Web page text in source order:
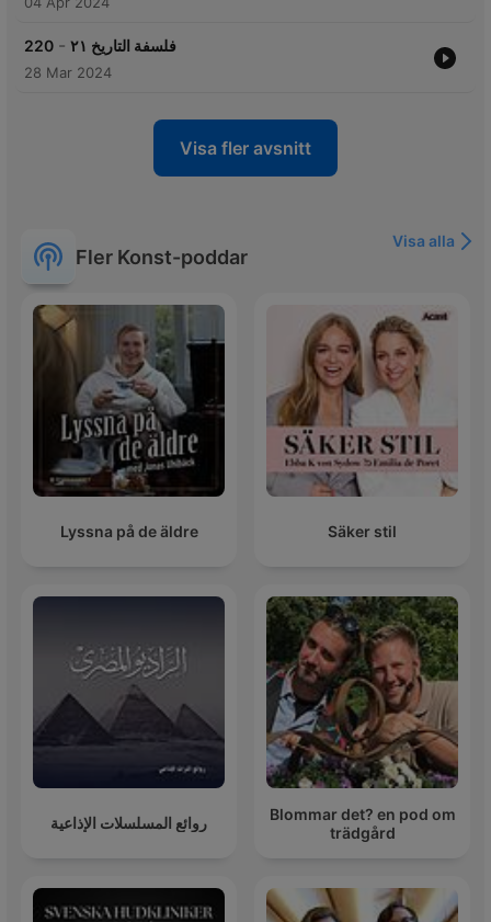
220 - فلسفة التاريخ ٢١
28 Mar 2024
Visa fler avsnitt
Fler Konst-poddar
Visa alla
Lyssna på de äldre Säker stil
روائع المسلسلات الإذاعية
Blommar det? en pod om
trädgård